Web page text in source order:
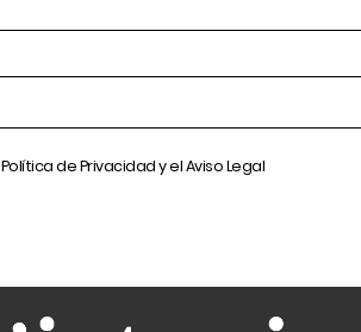
Política de Privacidady elAviso Legal